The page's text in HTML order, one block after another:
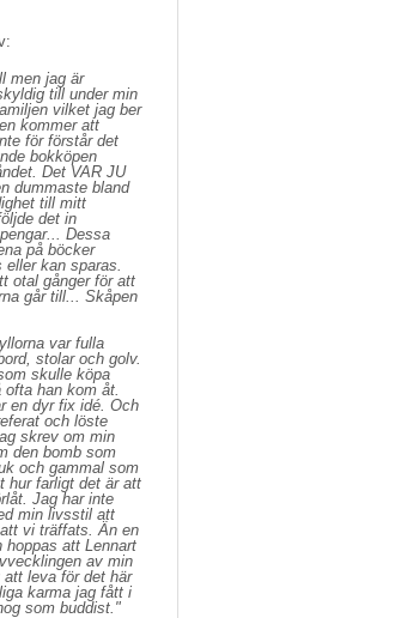
men jag är
till under min
vilket jag ber
kommer att
för förstår det
bokköpen
Det VAR JU
dummaste bland
till mitt
det in
Dessa
på böcker
kan sparas.
otal gånger för att
går till... Skåpen
var fulla
stolar och golv.
skulle köpa
han kom åt.
en dyr fix idé. Och
och löste
skrev om min
den bomb som
och gammal som
hur farligt det är att
Jag har inte
min livsstil att
vi träffats. Än en
hoppas att Lennart
av min
att leva för det här
karma jag fått i
som buddist."